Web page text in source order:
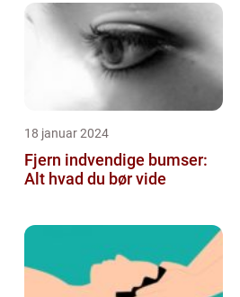
18 januar 2024
Fjern indvendige bumser:
Alt hvad du bør vide